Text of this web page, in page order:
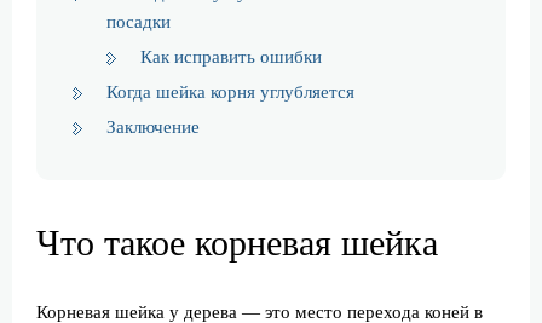
посадки
Как исправить ошибки
Когда шейка корня углубляется
Заключение
Что такое корневая шейка
Корневая шейка у дерева — это место перехода коней в